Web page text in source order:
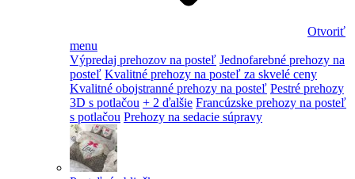
Otvoriť
menu
Výpredaj prehozov na posteľ Jednofarebné prehozy na
posteľ Kvalitné prehozy na posteľ za skvelé ceny
Kvalitné obojstranné prehozy na posteľ Pestré prehozy
3D s potlačou + 2 ďalšie Francúzske prehozy na posteľ
s potlačou Prehozy na sedacie súpravy